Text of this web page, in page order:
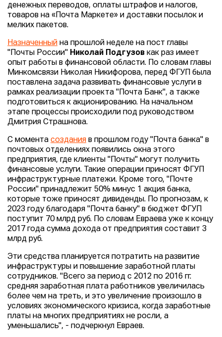
денежных переводов, оплаты штрафов и налогов,
товаров на «Почта Маркете» и доставки посылок и
мелких пакетов.
Назначенный на прошлой неделе на пост главы
"Почты России" Николай Подгузов как раз имеет
опыт работы в финансовой области. По словам главы
Минкомсвязи Николая Никифорова, перед ФГУП была
поставлена задача развивать финансовые услуги в
рамках реализации проекта "Почта Банк", а также
подготовиться к акционированию. На начальном
этапе процессы происходили под руководством
Дмитрия Страшнова.
С момента создания в прошлом году "Почта банка" в
почтовых отделениях появились окна этого
предприятия, где клиенты "Почты" могут получить
финансовые услуги. Такие операции приносят ФГУП
инфраструктурные платежи. Кроме того, "Почте
России" принадлежит 50% минус 1 акция банка,
которые тоже приносят дивиденды. По прогнозам, к
2023 году благодаря "Почта банку" в бюджет ФГУП
поступит 70 млрд руб. По словам Евраева уже к концу
2017 года сумма дохода от предприятия составит 3
млрд руб.
Эти средства планируется потратить на развитие
инфраструктуры и повышение заработной платы
сотрудников. "Всего за период с 2012 по 2016 гг.
средняя заработная плата работников увеличилась
более чем на треть, и это увеличение произошло в
условиях экономического кризиса, когда заработные
платы на многих предприятиях не росли, а
уменьшались", - подчеркнул Евраев.